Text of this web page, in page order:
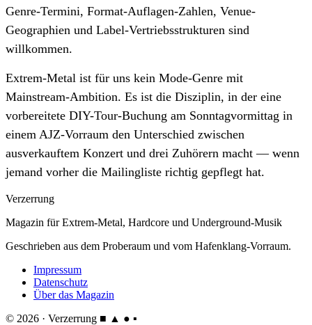
Genre-Termini, Format-Auflagen-Zahlen, Venue-
Geographien und Label-Vertriebsstrukturen sind
willkommen.
Extrem-Metal ist für uns kein Mode-Genre mit
Mainstream-Ambition. Es ist die Disziplin, in der eine
vorbereitete DIY-Tour-Buchung am Sonntagvormittag in
einem AJZ-Vorraum den Unterschied zwischen
ausverkauftem Konzert und drei Zuhörern macht — wenn
jemand vorher die Mailingliste richtig gepflegt hat.
Verzerrung
Magazin für Extrem-Metal, Hardcore und Underground-Musik
Geschrieben aus dem Proberaum und vom Hafenklang-Vorraum.
Impressum
Datenschutz
Über das Magazin
© 2026 · Verzerrung ■ ▲ ● ▪